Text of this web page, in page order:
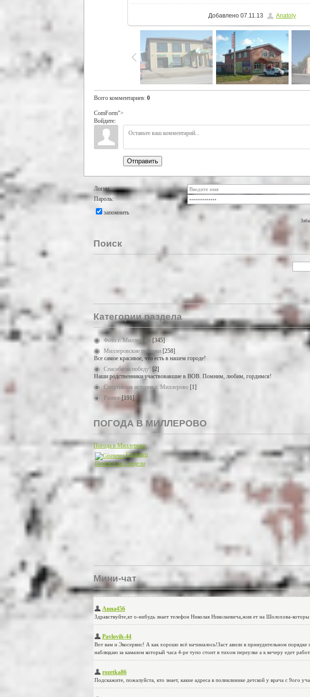
Добавлено 07.11.13 Anatoly
Всего комментариев: 0
ComForm">
Войдите:
Отправить
Логин:
Пароль:
запомнить
Поиск
Категории раздела
Фото г. Миллерово [345]
Миллеровские пейзажи [258]
Все самое красивое, что есть в нашем городе!
Спасибо за победу! [2]
Наши родственники участвовавшие в ВОВ. Помним, любим, гордимся!
Спортивная история г. Миллерово [1]
Разное [191]
ПОГОДА В МИЛЛЕРОВО
Погода в Миллерово
Gismeteo
Прогноз на 2 недели
Мини-чат